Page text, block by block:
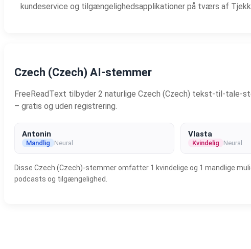
kundeservice og tilgængelighedsapplikationer på tværs af
Czech (Czech) AI-stemmer
FreeReadText tilbyder 2 naturlige Czech (Czech) tekst-til-tale-
– gratis og uden registrering.
Antonin
Mandlig Neural
Vlasta
Kvindelig Neural
Disse Czech (Czech)-stemmer omfatter 1 kvindelige og 1 mandlige
podcasts og tilgængelighed.